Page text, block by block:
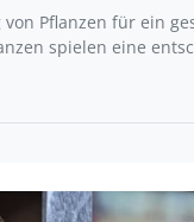
Pflanzen für ein
spielen eine